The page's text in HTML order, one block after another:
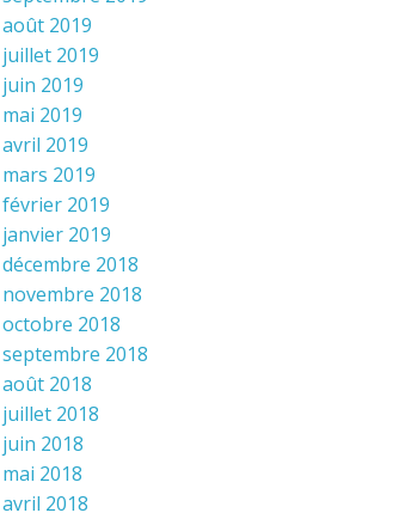
août 2019
juillet 2019
juin 2019
mai 2019
avril 2019
mars 2019
février 2019
janvier 2019
décembre 2018
novembre 2018
octobre 2018
septembre 2018
août 2018
juillet 2018
juin 2018
mai 2018
avril 2018